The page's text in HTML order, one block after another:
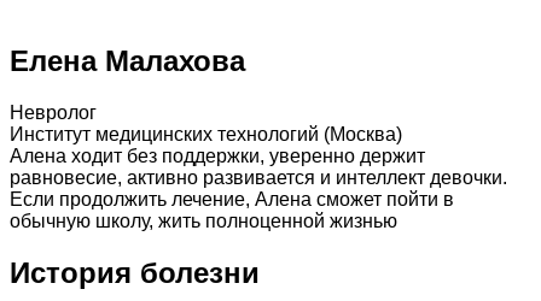
Елена Малахова
Невролог
Институт медицинских технологий (Москва)
Алена ходит без поддержки, уверенно держит
равновесие, активно развивается и интеллект девочки.
Если продолжить лечение, Алена сможет пойти в
обычную школу, жить полноценной жизнью
История болезни